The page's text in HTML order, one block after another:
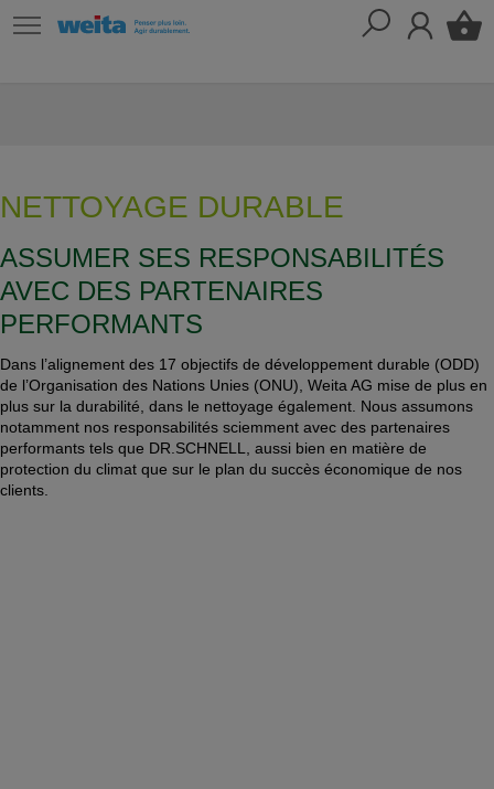
NETTOYAGE DURABLE
ASSUMER SES RESPONSABILITÉS
AVEC DES PARTENAIRES
PERFORMANTS
Dans l’alignement des 17 objectifs de développement durable (ODD)
de l’Organisation des Nations Unies (ONU), Weita AG mise de plus en
plus sur la durabilité, dans le nettoyage également. Nous assumons
notamment nos responsabilités sciemment avec des partenaires
performants tels que DR.SCHNELL, aussi bien en matière de
protection du climat que sur le plan du succès économique de nos
clients.